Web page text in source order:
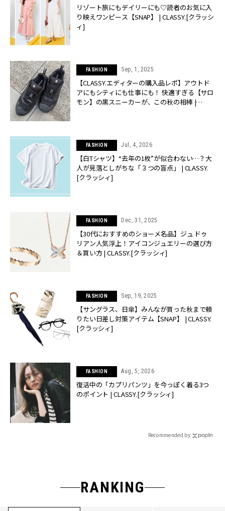
リゾート旅にもデイリーにも♡読者のお気に入
り映えワンピース【SNAP】 | CLASSY.[クラッシ
ィ]
FASHION Sep, 1, 2025
【CLASSY.エディターの購入品レポ】アウトド
アにもシティにも仕事にも！ 快適すぎる【サロ
モン】の黒スニーカーが、この秋の相棒 |
FASHION Jul, 4, 2026
【白Tシャツ】“去年の1枚”が似合わない…？大
人が見落としがちな「３つの盲点」 | CLASSY.
[クラッシィ]
FASHION Dec, 31, 2025
【30代におすすめのショーメ名品】ジュ ドゥ
リアン人気浮上！アイコンジュエリーの選び方
＆買い方 | CLASSY.[クラッシィ]
FASHION Sep, 19, 2025
【サングラス、日傘】みんなが買った秋まで頼
りたい日差し対策アイテム【SNAP】 | CLASSY.
[クラッシィ]
FASHION Aug, 5, 2026
復活中の「カプリパンツ」を今っぽく着る3つ
のポイント | CLASSY.[クラッシィ]
Recommended by
RANKING